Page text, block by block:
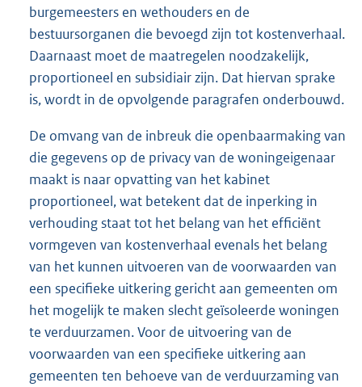
burgemeesters en wethouders en de
bestuursorganen die bevoegd zijn tot kostenverhaal.
Daarnaast moet de maatregelen noodzakelijk,
proportioneel en subsidiair zijn. Dat hiervan sprake
is, wordt in de opvolgende paragrafen onderbouwd.
De omvang van de inbreuk die openbaarmaking van
die gegevens op de privacy van de woningeigenaar
maakt is naar opvatting van het kabinet
proportioneel, wat betekent dat de inperking in
verhouding staat tot het belang van het efficiënt
vormgeven van kostenverhaal evenals het belang
van het kunnen uitvoeren van de voorwaarden van
een specifieke uitkering gericht aan gemeenten om
het mogelijk te maken slecht geïsoleerde woningen
te verduurzamen. Voor de uitvoering van de
voorwaarden van een specifieke uitkering aan
gemeenten ten behoeve van de verduurzaming van